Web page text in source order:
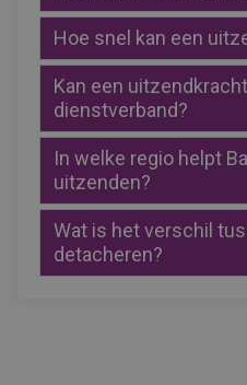
Hoe snel kan een
Kan een
dienstverband?
In welke regio helpt
uitzenden?
Wat is het verschil
detacheren?